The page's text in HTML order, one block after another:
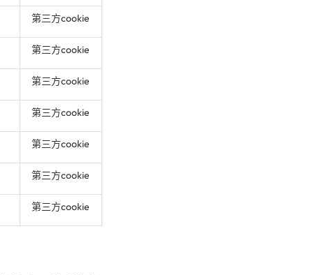
第三方cookie
第三方cookie
第三方cookie
第三方cookie
第三方cookie
第三方cookie
第三方cookie